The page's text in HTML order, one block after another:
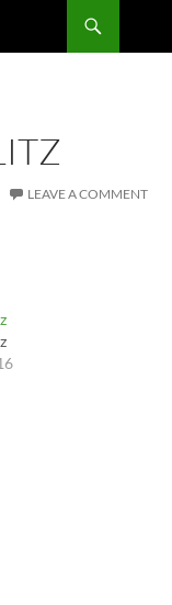
LEAVE A COMMENT